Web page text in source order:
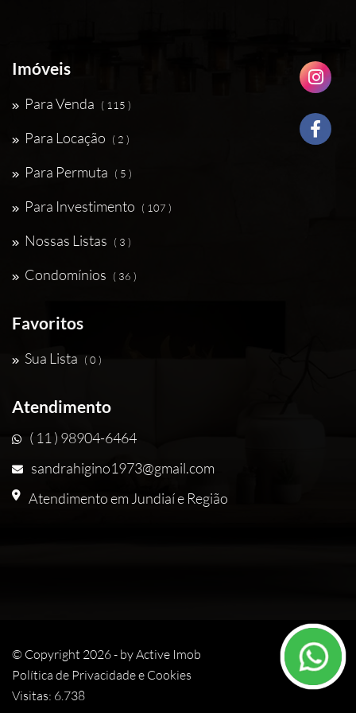
Imóveis
Para Venda ( 115 )
Para Locação ( 2 )
Para Permuta ( 5 )
Para Investimento ( 107 )
Nossas Listas ( 3 )
Condomínios ( 36 )
Favoritos
Sua Lista ( 0 )
Atendimento
( 11 ) 98904-6464
sandrahigino1973@gmail.com
Atendimento em Jundiaí e Região
© Copyright 2026 - byActive Imob
Política de Privacidade e Cookies
Visitas: 6.738